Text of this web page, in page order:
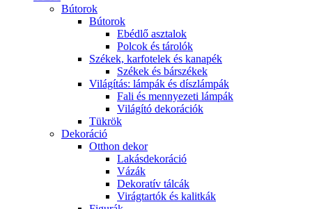
Bútorok
Bútorok
Ebédlő asztalok
Polcok és tárolók
Székek, karfotelek és kanapék
Székek és bárszékek
Világítás: lámpák és díszlámpák
Fali és mennyezeti lámpák
Világító dekorációk
Tükrök
Dekoráció
Otthon dekor
Lakásdekoráció
Vázák
Dekoratív tálcák
Virágtartók és kalitkák